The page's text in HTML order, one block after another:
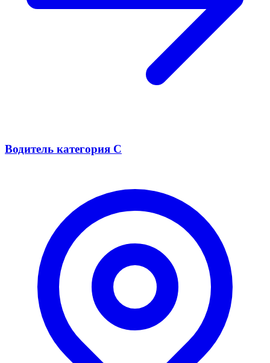
Водитель категория С